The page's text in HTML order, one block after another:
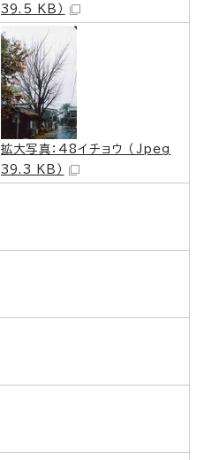
39.5 KB）
拡大写真：48イチョウ （Jpeg
39.3 KB）